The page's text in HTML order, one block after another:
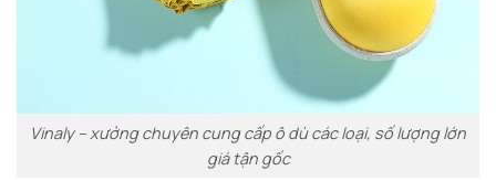
Vinaly – xưởng chuyên cung cấp ô dù các loại, số lượng lớn
giá tận gốc